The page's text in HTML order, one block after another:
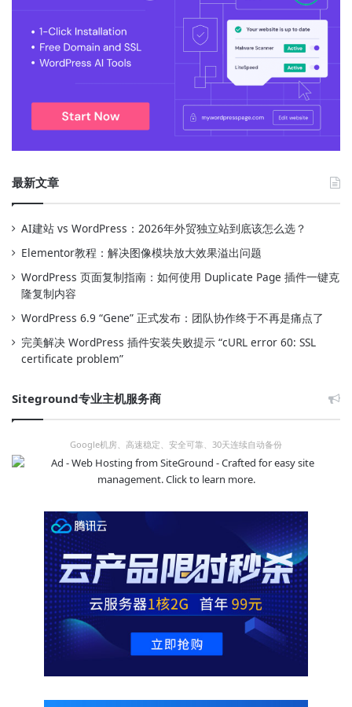
最新文章
AI建站 vs WordPress：2026年外贸独立站到底该怎么选？
Elementor教程：解决图像模块放大效果溢出问题
WordPress 页面复制指南：如何使用 Duplicate Page 插件一键克
隆复制内容
WordPress 6.9 “Gene” 正式发布：团队协作终于不再是痛点了
完美解决 WordPress 插件安装失败提示 “cURL error 60: SSL
certificate problem”
Siteground专业主机服务商
Google机房、高速稳定、安全可靠、30天连续自动备份